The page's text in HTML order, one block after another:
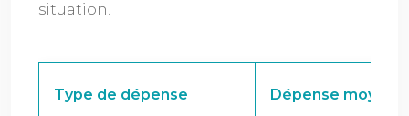
situation.
Type de dépense Dépense